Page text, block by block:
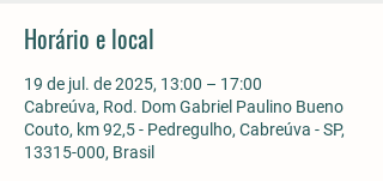
Horário e local
19 de jul. de 2025, 13:00 – 17:00
Cabreúva, Rod. Dom Gabriel Paulino Bueno
Couto, km 92,5 - Pedregulho, Cabreúva - SP,
13315-000, Brasil